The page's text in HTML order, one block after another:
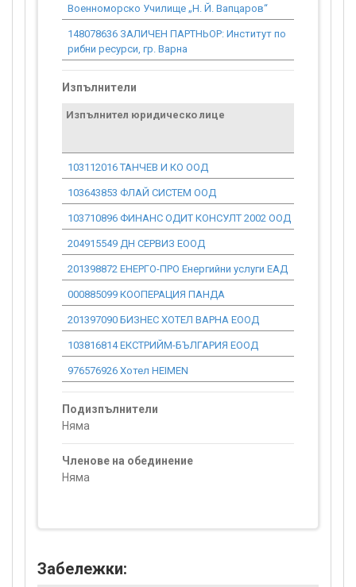
Военноморско Училище „Н. Й. Вапцаров“
148078636 ЗАЛИЧЕН ПАРТНЬОР: Институт по
рибни ресурси, гр. Варна
Изпълнители
Изпълнител юридическо лице
103112016 ТАНЧЕВ И КО ООД
103643853 ФЛАЙ СИСТЕМ ООД
103710896 ФИНАНС ОДИТ КОНСУЛТ 2002 ООД
204915549 ДН СЕРВИЗ ЕООД
201398872 ЕНЕРГО-ПРО Енергийни услуги ЕАД
000885099 КООПЕРАЦИЯ ПАНДА
201397090 БИЗНЕС ХОТЕЛ ВАРНА ЕООД
103816814 ЕКСТРИЙМ-БЪЛГАРИЯ ЕООД
976576926 Хотел HEIMEN
Подизпълнители
Няма
Членове на обединение
Няма
Забележки: